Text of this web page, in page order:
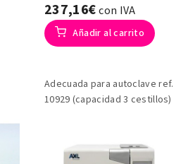
237,16€con IVA
Añadir al carrito
Adecuada para autoclave ref.
10929 (capacidad 3 cestillos)